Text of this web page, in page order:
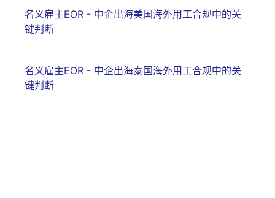
名义雇主EOR - 中企出海美国海外用工合规中的关
键判断
名义雇主EOR - 中企出海泰国海外用工合规中的关
键判断